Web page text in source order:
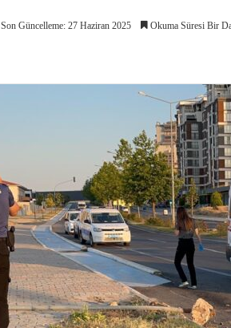
| Son Güncelleme: 27 Haziran 2025 Okuma Süresi Bir